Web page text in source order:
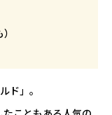
ド」。